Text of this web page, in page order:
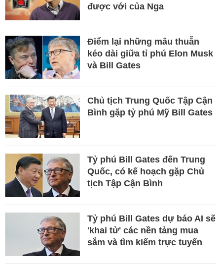
được với của Nga
Điểm lại những mâu thuẫn
kéo dài giữa tỉ phú Elon Musk
và Bill Gates
Chủ tịch Trung Quốc Tập Cận
Bình gặp tỷ phú Mỹ Bill Gates
Tỷ phú Bill Gates đến Trung
Quốc, có kế hoạch gặp Chủ
tịch Tập Cận Bình
Tỷ phú Bill Gates dự báo AI sẽ
'khai tử' các nền tảng mua
sắm và tìm kiếm trực tuyến